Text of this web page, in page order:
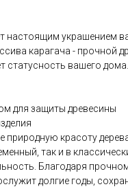
настоящим украшением
карагача - прочной
статусность вашего дома.
для защиты древесины
природную красоту
так и в
Благодаря
долгие годы,